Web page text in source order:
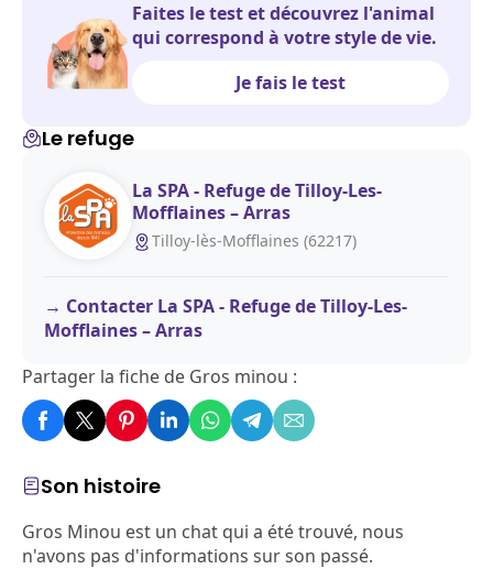
Son histoire
Gros Minou est un chat qui a été trouvé, nous
n'avons pas d'informations sur son passé.
Faites le test et découvrez l'animal
qui correspond à votre style de vie.
Je fais le test
Le refuge
La SPA - Refuge de Tilloy-Les-
Mofflaines – Arras
Tilloy-lès-Mofflaines (62217)
Contacter La SPA - Refuge de Tilloy-Les-
Mofflaines – Arras
Partager la fiche de Gros minou :